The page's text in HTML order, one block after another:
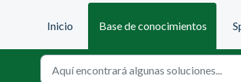
Inicio
Base de conocimientos